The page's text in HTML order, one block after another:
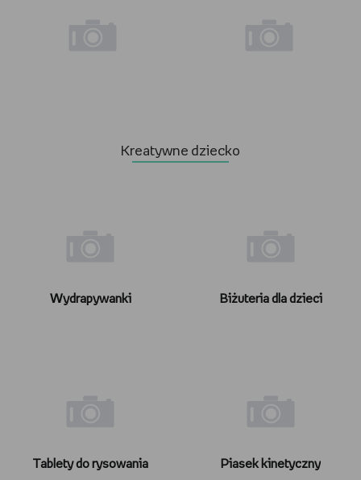
Kreatywne dziecko
Wydrapywanki Biżuteria dla dzieci
Tablety do rysowania Piasek kinetyczny